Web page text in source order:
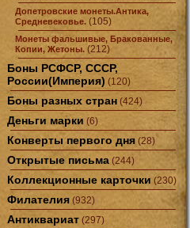
Допетровские монеты.Антика,
Средневековье. (105)
Монеты фальшивые, Бракованные,
Копии, Жетоны. (212)
Боны РСФСР, СССР,
России(Империя) (120)
Боны разных стран (424)
Деньги марки (6)
Конверты первого дня (28)
Открытые письма (244)
Коллекционные карточки (230)
Филателия (932)
Антиквариат (297)